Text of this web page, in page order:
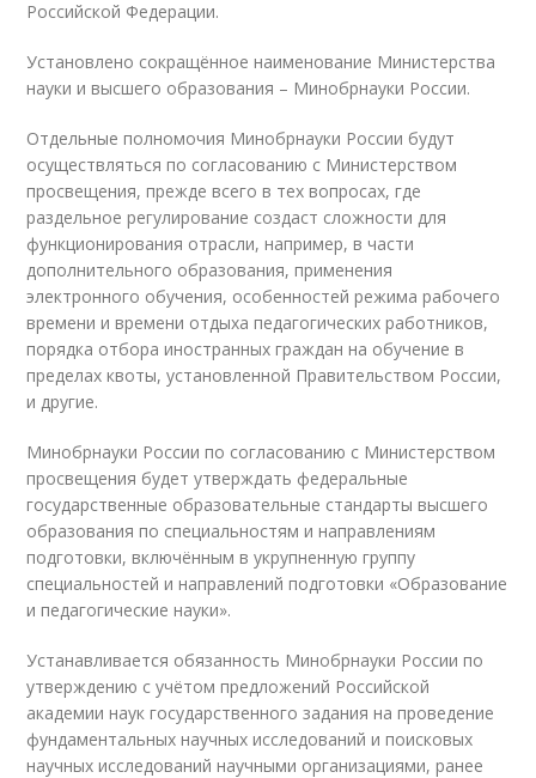
Российской Федерации.
Установлено сокращённое наименование Министерства
науки и высшего образования – Минобрнауки России.
Отдельные полномочия Минобрнауки России будут
осуществляться по согласованию с Министерством
просвещения, прежде всего в тех вопросах, где
раздельное регулирование создаст сложности для
функционирования отрасли, например, в части
дополнительного образования, применения
электронного обучения, особенностей режима рабочего
времени и времени отдыха педагогических работников,
порядка отбора иностранных граждан на обучение в
пределах квоты, установленной Правительством России,
и другие.
Минобрнауки России по согласованию с Министерством
просвещения будет утверждать федеральные
государственные образовательные стандарты высшего
образования по специальностям и направлениям
подготовки, включённым в укрупненную группу
специальностей и направлений подготовки «Образование
и педагогические науки».
Устанавливается обязанность Минобрнауки России по
утверждению с учётом предложений Российской
академии наук государственного задания на проведение
фундаментальных научных исследований и поисковых
научных исследований научными организациями, ранее